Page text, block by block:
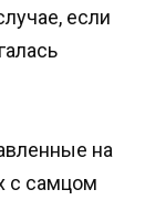
если
на
с самцом